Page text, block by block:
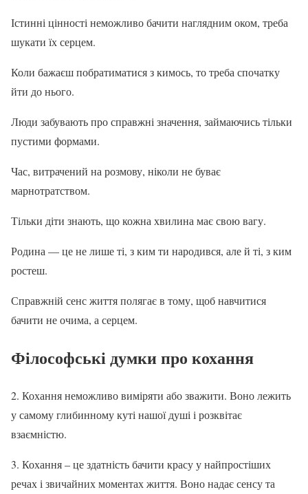
Істинні цінності неможливо бачити наглядним оком, треба
шукати їх серцем.
Коли бажаєш побратиматися з кимось, то треба спочатку
йти до нього.
Люди забувають про справжні значення, займаючись тільки
пустими формами.
Час, витрачений на розмову, ніколи не буває
марнотратством.
Тільки діти знають, що кожна хвилина має свою вагу.
Родина — це не лише ті, з ким ти народився, але й ті, з ким
ростеш.
Справжній сенс життя полягає в тому, щоб навчитися
бачити не очима, а серцем.
Філософські думки про кохання
2. Кохання неможливо виміряти або зважити. Воно лежить
у самому глибинному куті нашої душі і розквітає
взаємністю.
3. Кохання – це здатність бачити красу у найпростіших
речах і звичайних моментах життя. Воно надає сенсу та